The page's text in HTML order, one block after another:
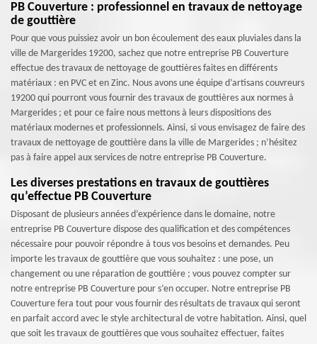
PB Couverture : professionnel en travaux de nettoyage
de gouttière
Pour que vous puissiez avoir un bon écoulement des eaux pluviales dans la
ville de Margerides 19200, sachez que notre entreprise PB Couverture
effectue des travaux de nettoyage de gouttières faites en différents
matériaux : en PVC et en Zinc. Nous avons une équipe d’artisans couvreurs
19200 qui pourront vous fournir des travaux de gouttières aux normes à
Margerides ; et pour ce faire nous mettons à leurs dispositions des
matériaux modernes et professionnels. Ainsi, si vous envisagez de faire des
travaux de nettoyage de gouttière dans la ville de Margerides ; n’hésitez
pas à faire appel aux services de notre entreprise PB Couverture.
Les diverses prestations en travaux de gouttières
qu’effectue PB Couverture
Disposant de plusieurs années d’expérience dans le domaine, notre
entreprise PB Couverture dispose des qualification et des compétences
nécessaire pour pouvoir répondre à tous vos besoins et demandes. Peu
importe les travaux de gouttière que vous souhaitez : une pose, un
changement ou une réparation de gouttière ; vous pouvez compter sur
notre entreprise PB Couverture pour s’en occuper. Notre entreprise PB
Couverture fera tout pour vous fournir des résultats de travaux qui seront
en parfait accord avec le style architectural de votre habitation. Ainsi, quel
que soit les travaux de gouttières que vous souhaitez effectuer, faites